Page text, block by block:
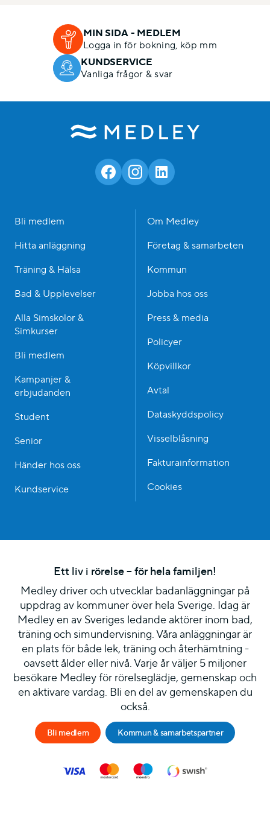
MIN SIDA - MEDLEM
Logga in för bokning, köp mm
KUNDSERVICE
Vanliga frågor & svar
Bli medlem
Hitta anläggning
Träning & Hälsa
Bad & Upplevelser
Alla Simskolor &
Simkurser
Bli medlem
Kampanjer &
erbjudanden
Student
Senior
Händer hos oss
Kundservice
Om Medley
Företag & samarbeten
Kommun
Jobba hos oss
Press & media
Policyer
Köpvillkor
Avtal
Dataskyddspolicy
Visselblåsning
Fakturainformation
Cookies
Ett liv i rörelse – för hela familjen!
Medley driver och utvecklar badanläggningar på
uppdrag av kommuner över hela Sverige. Idag är
Medley en av Sveriges ledande aktörer inom bad,
träning och simundervisning. Våra anläggningar är
en plats för både lek, träning och återhämtning -
oavsett ålder eller nivå. Varje år väljer 5 miljoner
besökare Medley för rörelseglädje, gemenskap och
en aktivare vardag. Bli en del av gemenskapen du
också.
Bli medlem Kommun & samarbetspartner